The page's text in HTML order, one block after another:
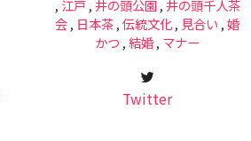
, 江戸,井の頭公園,井の頭千人茶
会, 日本茶,伝統文化, 見合い ,婚
かつ ,結婚, マナー
Twitter